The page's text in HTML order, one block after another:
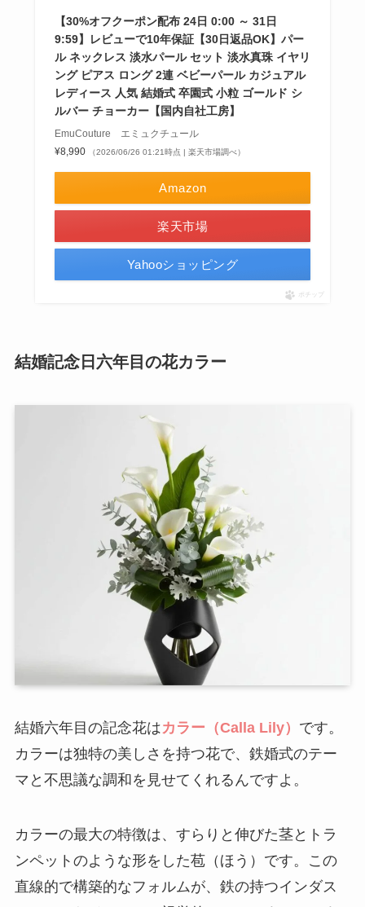
【30%オフクーポン配布 24日 0:00 ～ 31日
9:59】レビューで10年保証【30日返品OK】パー
ル ネックレス 淡水パール セット 淡水真珠 イヤリ
ング ピアス ロング 2連 ベビーパール カジュアル
レディース 人気 結婚式 卒園式 小粒 ゴールド シ
ルバー チョーカー【国内自社工房】
EmuCouture エミュクチュール
¥8,990
（2026/06/26 01:21時点 | 楽天市場調べ）
Amazon
楽天市場
Yahooショッピング
ポチップ
結婚記念日六年目の花カラー
結婚六年目の記念花はカラー（Calla Lily） です。
カラーは独特の美しさを持つ花で、鉄婚式のテー
マと不思議な調和を見せてくれるんですよ。
カラーの最大の特徴は、すらりと伸びた茎とトラ
ンペットのような形をした苞（ほう）です。この
直線的で構築的なフォルムが、鉄の持つインダス